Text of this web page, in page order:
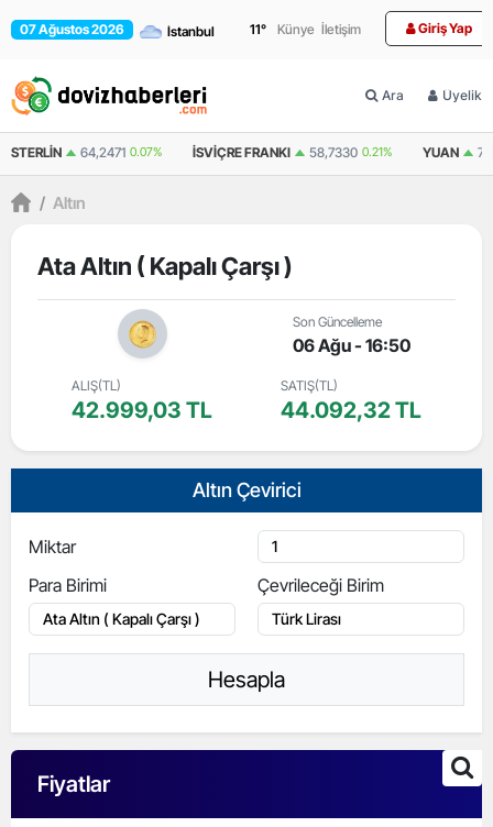
07 Ağustos 2026 11° Künye İletişim Giriş Yap
Ara Üyelik
64,2471 0.07% İSVIÇRE FRANKI 58,7330 0.21% YUAN 7,0735 0.22%
/ Altın
Ata Altın ( Kapalı Çarşı )
Son Güncelleme
06 Ağu - 16:50
ALIŞ(TL)
42.999,03 TL
SATIŞ(TL)
44.092,32 TL
Altın Çevirici
Miktar
Para Birimi
Çevrileceği Birim
Hesapla
Fiyatlar